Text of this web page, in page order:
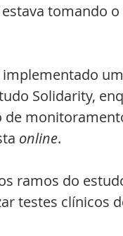
tomando
Solidarity,
online.
ramos do
testes clínicos